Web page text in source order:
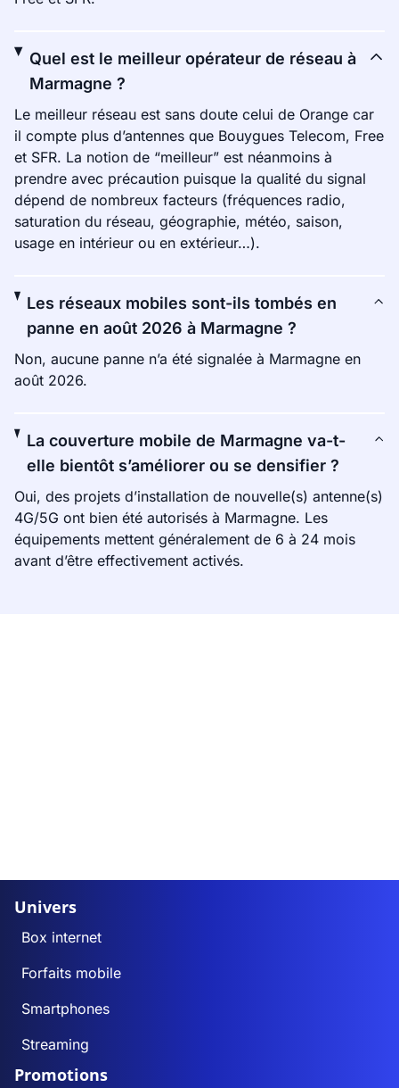
Quel est le meilleur opérateur de réseau à
Marmagne ?
Le meilleur réseau est sans doute celui de Orange car
il compte plus d’antennes que Bouygues Telecom, Free
et SFR. La notion de “meilleur” est néanmoins à
prendre avec précaution puisque la qualité du signal
dépend de nombreux facteurs (fréquences radio,
saturation du réseau, géographie, météo, saison,
usage en intérieur ou en extérieur…).
Les réseaux mobiles sont-ils tombés en
panne en août 2026 à Marmagne ?
Non, aucune panne n’a été signalée à Marmagne en
août 2026.
La couverture mobile de Marmagne va-t-
elle bientôt s’améliorer ou se densifier ?
Oui, des projets d’installation de nouvelle(s) antenne(s)
4G/5G ont bien été autorisés à Marmagne. Les
équipements mettent généralement de 6 à 24 mois
avant d’être effectivement activés.
Univers
Box internet
Forfaits mobile
Smartphones
Streaming
Promotions